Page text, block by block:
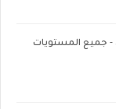
- جميع المستويات